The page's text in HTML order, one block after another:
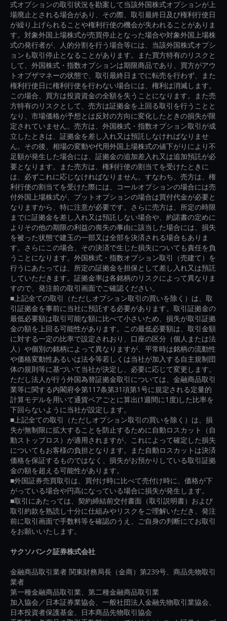
式オプションの取引状況を勘案して当該外国株式オプションが上
場廃止とされる場合があり、その際、取引最終日及び権利行使日
が繰り上げられることや権利行使の機会が失われることがありま
す。対象外国上場株式が売買停止となった場合や対象外国上場株
式の発行者が、人的分割を行う場合等には、当該外国株式オプシ
ョンも取引停止となることがあります。また買方特有のリスクと
して、外国株式・指数オプションは期限商品であり、買方がアウ
トオブザマネーの状態で、取引最終日までに転売を行わず、また
権利行使日に権利行使を行わない場合には、権利は消滅します。
この場合、買方は投資資金の全額を失うことになります。また売
方特有のリスクとして、売方は証拠金を上回る取引を行うことと
なり、市場価格が予想とは反対の方向に変化したときの損失が限
定されていません。売方は、外国株式・指数オプション取引が成
立したときは、証拠金を差し入れ又は預託しなければなりませ
ん。その後、相場の変動や代用外国上場株式の値下がりにより不
足額が発生した場合には、証拠金の追加差入れ又は追加預託が必
要となります。また売方は、権利行使の割当てを受けたときに
は、必ずこれに応じなければなりません。すなわち、売方は、権
利行使の割当てを受けた際には、コールオプションの場合には売
付外国上場株式が、プットオプションの場合は買付代金が必要と
なりますから、特に注意が必要です。さらに売方は、所定の時限
までに証拠金を差し入れ又は預託しない場合や、約諾書の定めに
よりその他の期限の利益の喪失の事由に該当した場合には、損失
を被った状態で建玉の一部又は全部を決済される場合もありま
す。さらにこの場合、その決済で生じた損失についても責任を負
うことになります。外国株式・指数オプション取引（売建て）を
行うにあたっては、所定の証拠金を担保として差し入れ又は預託
していただきます。証拠金率は各銘柄のリスクによって異なりま
すので、発注前の取引画面でご確認ください。
■上記全ての取引（ただしオプション取引の買いを除く）は、取
引証拠金を事前に当社に預託する必要があります。取引証拠金の
最低必要額は取引可能な額に比べて小さいため、損失が取引証拠
金の額を上回る可能性があります。この最低必要額は、取引金額
に対する一定の比率で設定されおり、口座の区分（個人または法
人）や個別の銘柄によって異なりますが、平常時は銘柄の流動性
や価格変動性あるいは法令等若しくは当社が加入する自主規制団
体の規則等に基づいて当社が決定し、必要に応じて変更します。
ただし法人が行う外国為替証拠金取引については、金融商品取引
業等に関する内閣府令第117条第31項第1号に規定される定量的
計算モデルを用いて通貨ペアごとに算出(1週間に1度)した比率を
下回らないように当社が設定します。
■上記全ての取引（ただしオプション取引の買いを除く）は、損
失が無制限に拡大することを防止するために自動ロスカット（自
動ストップロス）が適用されますが、これによって確定した損失
についてもお客様の負担となります。また自動ロスカットは決済
価格を保証するものではなく、損失がお預かりしている取引証拠
金の額を超える可能性があります。
■外国証券売買取引は、買付け時に比べて売付け時に、価格が下
がっている場合や円高になっている場合に損失が発生します。
■取引にあたっては、契約締結前交付書面（取引説明書）および
取引約款を熟読し十分に仕組みやリスクをご理解いただき、発注
前に取引画面で手数料等を確認のうえ、ご自身の判断にてお取引
をお願いいたします。
サクソバンク証券株式会社
金融商品取引業者 関東財務局長（金商）第239号、商品先物取引
業者
第一種金融商品取引業、第二種金融商品取引業
加入協会／日本証券業協会、一般社団法人金融先物取引業協会、
日本投資者保護基金、日本商品先物取引協会